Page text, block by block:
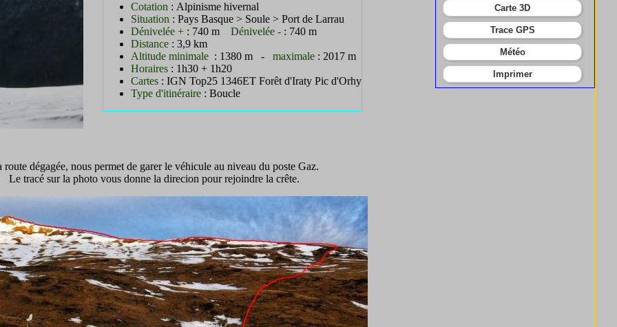
Cotation : Alpinisme hivernal
Situation : Pays Basque > Soule > Port de Larrau
Dénivelée + : 740 m Dénivelée - : 740 m
Distance : 3,9 km
Altitude minimale : 1380 m - maximale : 2017 m
Horaires : 1h30 + 1h20
Cartes : IGN Top25 1346ET Forêt d'Iraty Pic d'Orhy
Type d'itinéraire : Boucle
Carte 3D
Trace GPS
Météo
Imprimer
route dégagée, nous permet de garer le véhicule au niveau du poste Gaz.
Le tracé sur la photo vous donne la direcion pour rejoindre la crête.